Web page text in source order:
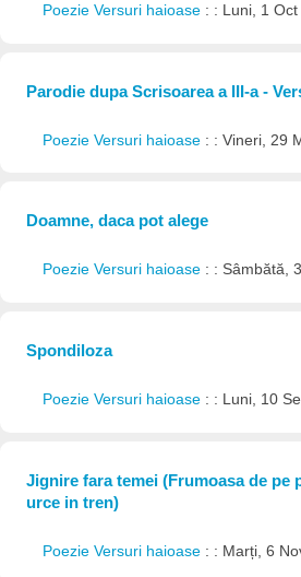
Poezie Versuri haioase : : Luni, 1 Oct
Parodie dupa Scrisoarea a III-a -
Poezie Versuri haioase : : Vineri, 29
Doamne, daca pot alege
Poezie Versuri haioase : : Sâmbătă,
Spondiloza
Poezie Versuri haioase : : Luni, 10
Jignire fara temei (Frumoasa de pe
urce in tren)
Poezie Versuri haioase : : Marți, 6